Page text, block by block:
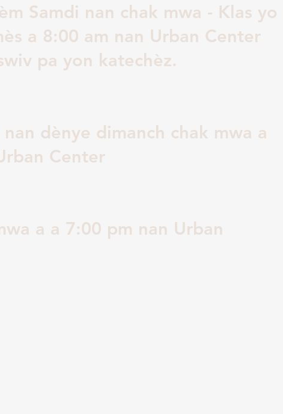
Samdi nan chak mwa - Klas yo
a 8:00 am nan Urban Center
pa yon katechèz.
dènye dimanch chak mwa a
Center
a a 7:00 pm nan Urban